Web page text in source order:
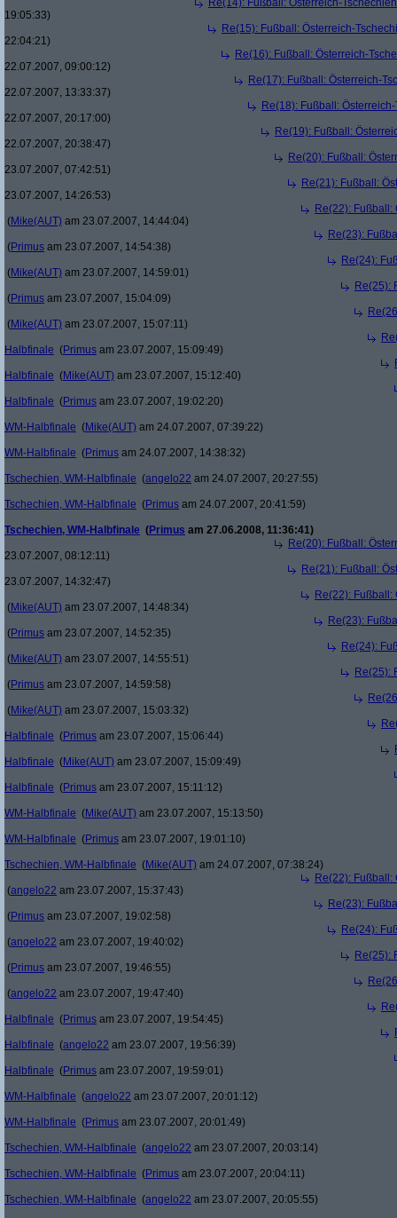
Re(14): Fußball: Österreich-
19:05:33)
Re(15): Fußball: Österreich-
22:04:21)
Re(16): Fußball: Österreich-
22.07.2007, 09:00:12)
Re(17): Fußball: Österreich-
22.07.2007, 13:33:37)
Re(18): Fußball:
22.07.2007, 20:17:00)
Re(19): Fußball:
22.07.2007, 20:38:47)
Re(20): Fußball:
23.07.2007, 07:42:51)
Re(21): Fußball:
23.07.2007, 14:26:53)
Re(22): Fußball:
(Mike(AUT) am 23.07.2007, 14:44:04)
Re(23):
(Primus am 23.07.2007, 14:54:38)
Re(24):
(Mike(AUT) am 23.07.2007, 14:59:01)
Re(25):
(Primus am 23.07.2007, 15:04:09)
(Mike(AUT) am 23.07.2007, 15:07:11)
Halbfinale (Primus am 23.07.2007, 15:09:49)
Halbfinale (Mike(AUT) am 23.07.2007, 15:12:40)
Halbfinale (Primus am 23.07.2007, 19:02:20)
WM-Halbfinale (Mike(AUT) am 24.07.2007, 07:39:22)
WM-Halbfinale (Primus am 24.07.2007, 14:38:32)
Tschechien, WM-Halbfinale (angelo22 am 24.07.2007, 20:27:55)
Tschechien, WM-Halbfinale (Primus am 24.07.2007, 20:41:59)
Tschechien, WM-Halbfinale (Primus am 27.06.2008, 11:36:41)
Re(20): Fußball:
23.07.2007, 08:12:11)
Re(21): Fußball:
23.07.2007, 14:32:47)
Re(22): Fußball:
(Mike(AUT) am 23.07.2007, 14:48:34)
Re(23):
(Primus am 23.07.2007, 14:52:35)
Re(24):
(Mike(AUT) am 23.07.2007, 14:55:51)
Re(25):
(Primus am 23.07.2007, 14:59:58)
(Mike(AUT) am 23.07.2007, 15:03:32)
Halbfinale (Primus am 23.07.2007, 15:06:44)
Halbfinale (Mike(AUT) am 23.07.2007, 15:09:49)
Halbfinale (Primus am 23.07.2007, 15:11:12)
WM-Halbfinale (Mike(AUT) am 23.07.2007, 15:13:50)
WM-Halbfinale (Primus am 23.07.2007, 19:01:10)
Tschechien, WM-Halbfinale (Mike(AUT) am 24.07.2007, 07:38:24)
Re(22): Fußball:
(angelo22 am 23.07.2007, 15:37:43)
Re(23):
(Primus am 23.07.2007, 19:02:58)
Re(24):
(angelo22 am 23.07.2007, 19:40:02)
Re(25):
(Primus am 23.07.2007, 19:46:55)
(angelo22 am 23.07.2007, 19:47:40)
Halbfinale (Primus am 23.07.2007, 19:54:45)
Halbfinale (angelo22 am 23.07.2007, 19:56:39)
Halbfinale (Primus am 23.07.2007, 19:59:01)
WM-Halbfinale (angelo22 am 23.07.2007, 20:01:12)
WM-Halbfinale (Primus am 23.07.2007, 20:01:49)
Tschechien, WM-Halbfinale (angelo22 am 23.07.2007, 20:03:14)
Tschechien, WM-Halbfinale (Primus am 23.07.2007, 20:04:11)
Tschechien, WM-Halbfinale (angelo22 am 23.07.2007, 20:05:55)